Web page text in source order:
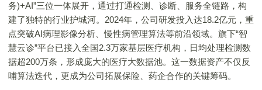
务)+AI”三位一体展开，通过打通检测、诊断、服务全链路，构
建了独特的行业护城河。2024年，公司研发投入达18.2亿元，重
点突破AI病理影像分析、慢性病管理算法等前沿领域。旗下“智
慧云诊”平台已接入全国2.3万家基层医疗机构，日均处理检测数
据超200万条，形成庞大的医疗大数据池。这一数据资产不仅反
哺算法迭代，更成为公司拓展保险、药企合作的关键筹码。